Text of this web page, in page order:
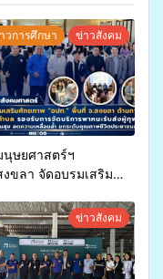
วการศึกษา ข่าวสังคม
ษยศาสตร์ฯ
ขลา จัดอบรมเสริม
กองทุนสุขภาพตำบล
บการจัดบริการพาหนะรับ
พลภาพเพื่อเข้ารับ
สาธารณสุข ลดความ
ข่าวสังคม